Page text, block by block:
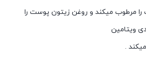
مرطوب میکند و روغن زیتون پوست را
ویتامین
.